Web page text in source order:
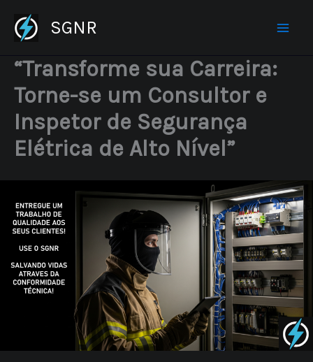
para
conteúdo
SGNR
“Transforme sua Carreira:
Torne-se um Consultor e
Inspetor de Segurança
Elétrica de Alto Nível”